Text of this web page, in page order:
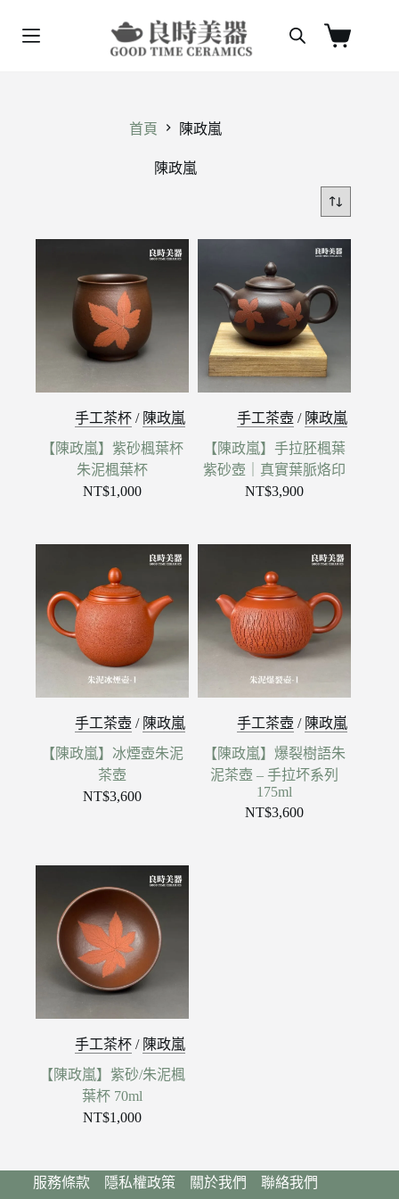
購
首頁 陳政嵐
陳政嵐
手工茶杯 / 陳政嵐
【陳政嵐】紫砂楓葉杯
朱泥楓葉杯
NT$1,000
手工茶壺 / 陳政嵐
【陳政嵐】手拉胚楓葉
紫砂壺｜真實葉脈烙印
NT$3,900
手工茶壺 / 陳政嵐
【陳政嵐】冰煙壺朱泥
茶壺
NT$3,600
手工茶壺 / 陳政嵐
【陳政嵐】爆裂樹語朱
泥茶壺 – 手拉坏系列
175ml
NT$3,600
手工茶杯 / 陳政嵐
【陳政嵐】紫砂/朱泥楓
葉杯 70ml
NT$1,000
服務條款 隱私權政策 關於我們 聯絡我們